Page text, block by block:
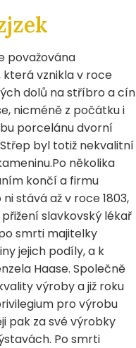
považována
vznikla v roce
dolů na stříbro a cín
nicméně z počátku i
porcelánu dvorní
byl totiž nekvalitní
několika
končí a firmu
stává až v roce 1803,
slavkovský lékař
smrti majitelky
jejich podíly, a k
Haase. Společně
výroby a již roku
pro výrobu
pak za své výrobky
Po smrti